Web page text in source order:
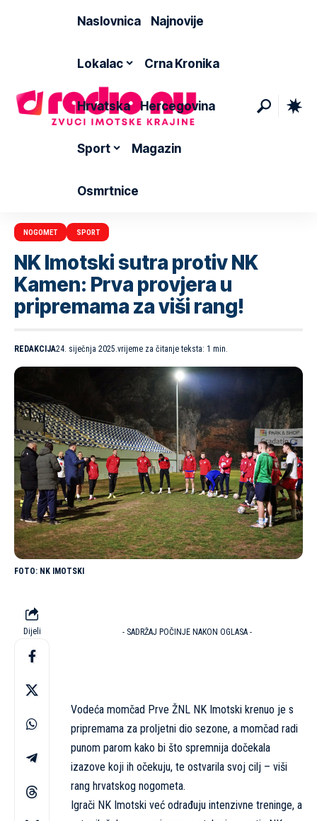
Naslovnica Najnovije
Lokalac Crna Kronika
Hrvatska Hercegovina
Sport Magazin
Osmrtnice
NOGOMET SPORT
NK Imotski sutra protiv NK
Kamen: Prva provjera u
pripremama za viši rang!
REDAKCIJA24. siječnja 2025.vrijeme za čitanje teksta: 1 min.
NK IMOTSKI
Dijeli - SADRŽAJ POČINJE NAKON OGLASA -
Vodeća momčad Prve ŽNL NK Imotski krenuo je s
pripremama za proljetni dio sezone, a momčad radi
punom parom kako bi što spremnija dočekala
izazove koji ih očekuju, te ostvarila svoj cilj – viši
rang hrvatskog nogometa.
Igrači NK Imotski već odrađuju intenzivne treninge, a